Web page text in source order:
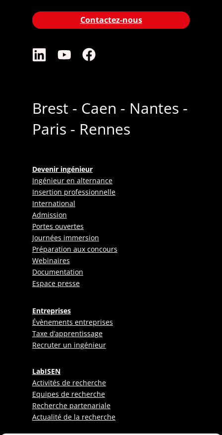
Contactez-nous
Brest - Caen - Nantes -
Paris - Rennes
Devenir ingénieur
Ingénieur en alternance
Insertion professionnelle
International
Admission
Portes ouvertes
Journées immersion
Préparation aux concours
Webinaires
Documentation
Espace presse
Entreprises
Évènements entreprises
Taxe d’apprentissage
Recruter un ingénieur
LabISEN
Activités de recherche
Equipes de recherche
Recherche partenariale
Actualité de la recherche